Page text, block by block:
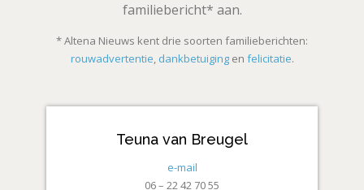
familiebericht* aan.
* Altena Nieuws kent drie soorten familieberichten:
rouwadvertentie, dankbetuigingen felicitatie.
Teuna van Breugel
e-mail
06 – 22 42 70 55